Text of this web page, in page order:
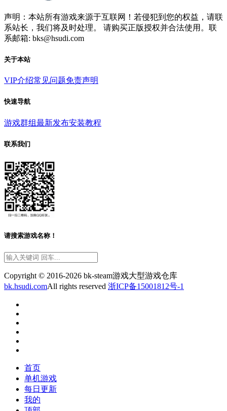
声明：本站所有游戏来源于互联网！若侵犯到您的权益，请联
系站长，我们将及时处理。 请购买正版授权并合法使用。联
系邮箱: bks@hsudi.com
关于本站
VIP介绍常见问题免责声明
快速导航
游戏群组最新发布安装教程
联系我们
请搜索游戏名称！
Copyright © 2016-2026 bk-steam游戏大型游戏仓库
bk.hsudi.comAll rights reserved 浙ICP备15001812号-1
首页
单机游戏
每日更新
我的